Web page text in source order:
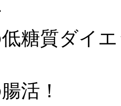
低糖質ダイ
活！